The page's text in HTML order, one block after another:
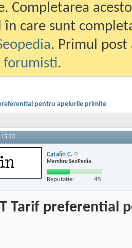
Completarea
în care sunt
. Primul
forumisti.
pentru apelurile primite
15:23
Catalin C.
Membru SeoPedia
Reputatie: 45
Tarif preferential